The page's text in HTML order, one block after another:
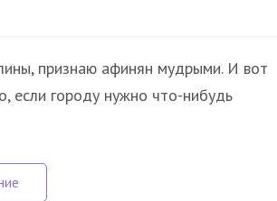
признаю афинян мудрыми. И вот
если городу нужно что-нибудь